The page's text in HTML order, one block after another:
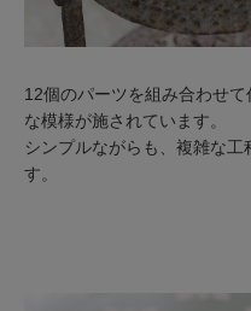
12個のパーツを組み合わせ
な模様が施されています。
シンプルながらも、複雑な
す。